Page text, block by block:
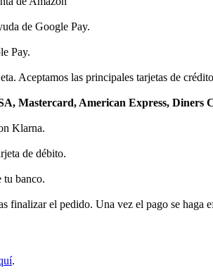
de Google Pay.
Pay.
Aceptamos las principales tarjetas de
Mastercard, American Express, Diners
Klarna.
de débito.
tu banco.
finalizar el pedido. Una vez el pago se haga
.